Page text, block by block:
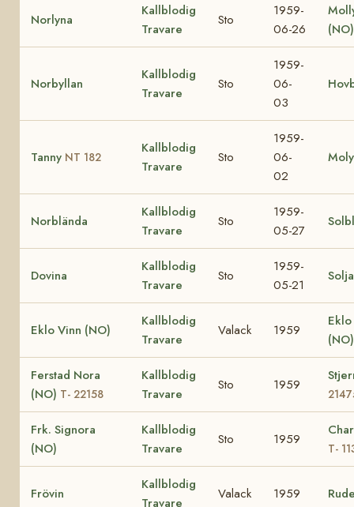
Norlyna
Kallblodig
Travare
Sto
1959-
06-26
Norbyllan
Kallblodig
Travare
Sto
1959-
06-
03
Tanny NT 182
Kallblodig
Travare
Sto
1959-
06-
02
Norblända
Kallblodig
Travare
Sto
1959-
05-27
Dovina
Kallblodig
Travare
Sto
1959-
05-21
Eklo Vinn (NO)
Kallblodig
Travare
Valack 1959
Ferstad Nora
(NO) T- 22158
Kallblodig
Travare
Sto 1959
Frk. Signora
(NO)
Kallblodig
Travare
Sto 1959
T-
Frövin
Kallblodig
Travare
Valack 1959